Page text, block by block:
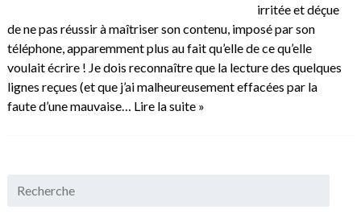
irritée et déçue
de ne pas réussir à maîtriser son contenu, imposé par son
téléphone, apparemment plus au fait qu’elle de ce qu’elle
voulait écrire ! Je dois reconnaître que la lecture des quelques
lignes reçues (et que j’ai malheureusement effacées par la
faute d’une mauvaise… Lire la suite »